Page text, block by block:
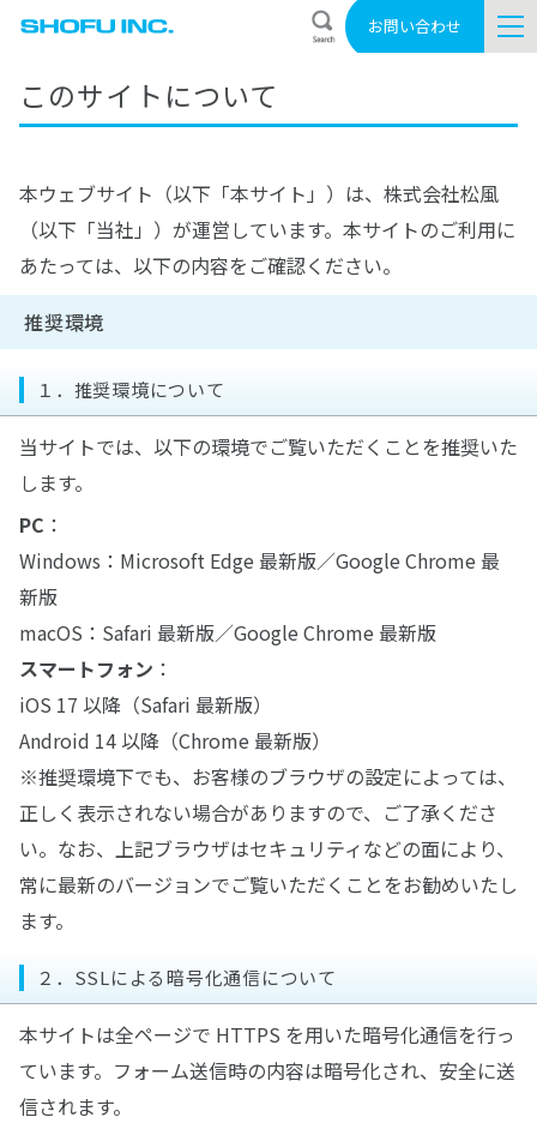
お問い合わせ
このサイトについて
本ウェブサイト（以下「本サイト」）は、株式会社松風
（以下「当社」）が運営しています。本サイトのご利用に
あたっては、以下の内容をご確認ください。
推奨環境
１．推奨環境について
当サイトでは、以下の環境でご覧いただくことを推奨いた
します。
PC ：
Windows：Microsoft Edge 最新版／Google Chrome 最
新版
macOS：Safari 最新版／Google Chrome 最新版
スマートフォン ：
iOS 17 以降（Safari 最新版）
Android 14 以降（Chrome 最新版）
※推奨環境下でも、お客様のブラウザの設定によっては、
正しく表示されない場合がありますので、ご了承くださ
い。なお、上記ブラウザはセキュリティなどの面により、
常に最新のバージョンでご覧いただくことをお勧めいたし
ます。
２．SSLによる暗号化通信について
本サイトは全ページで HTTPS を用いた暗号化通信を行っ
ています。フォーム送信時の内容は暗号化され、安全に送
信されます。